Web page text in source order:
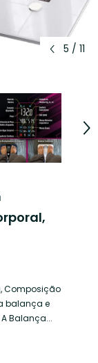
5 / 11
Composição
balança e
Balança...